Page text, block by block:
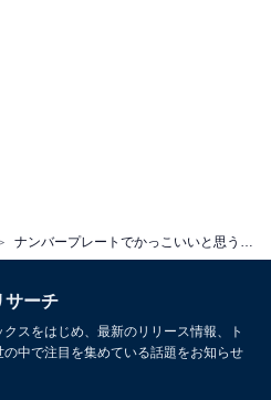
サーチ
スをはじめ、最新のリリース情報、ト
中で注目を集めている話題をお知らせ